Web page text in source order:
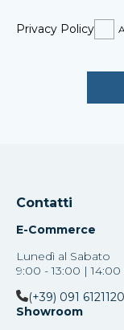
Privacy Policy
Contatti
E-Commerce
Lunedì al Sabato
9:00 - 13:00 | 14:00
(+39) 091 6121120
Showroom